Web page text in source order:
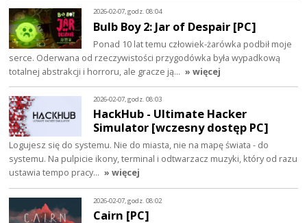
2026-02-07, godz. 08:04
Bulb Boy 2: Jar of Despair [PC]
Ponad 10 lat temu człowiek-żarówka podbił moje
serce. Oderwana od rzeczywistości przygodówka była wypadkową
totalnej abstrakcji i horroru, ale gracze ją… » więcej
2026-02-07, godz. 08:03
HackHub - Ultimate Hacker
Simulator [wczesny dostęp PC]
Logujesz się do systemu. Nie do miasta, nie na mapę świata - do
systemu. Na pulpicie ikony, terminal i odtwarzacz muzyki, który od razu
ustawia tempo pracy… » więcej
2026-02-07, godz. 08:02
Cairn [PC]